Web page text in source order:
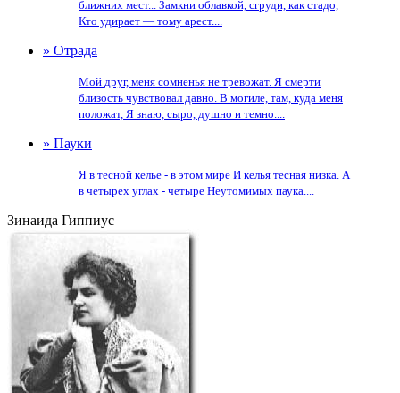
ближних мест... Замкни облавкой, сгруди, как стадо,
Кто удирает — тому арест....
» Отрада
Мой друг, меня сомненья не тревожат. Я смерти
близость чувствовал давно. В могиле, там, куда меня
положат, Я знаю, сыро, душно и темно....
» Пауки
Я в тесной келье - в этом мире И келья тесная низка. А
в четырех углах - четыре Неутомимых паука....
Зинаида Гиппиус